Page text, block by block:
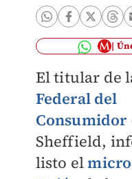
El titular de
Federal del
Consumidor
Sheffield,
listo el